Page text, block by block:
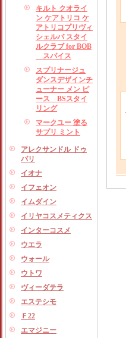
キルト クオライ
ン ケアトリコ ケ
アトリコプリヴィ
シェルパ スタイ
ルクラブ for BOB
スパイス
スプリナージュ
ダンスデザインチ
ューナー メン ピ
ース BSスタイ
リング
マークユー 塗る
サプリ ミント
アレクサンドル ドゥ
パリ
イオナ
イフェオン
イムダイン
イリヤコスメティクス
インターコスメ
ウエラ
ウォール
ウトワ
ヴィーダテラ
エステシモ
Ｆ22
エマジニー